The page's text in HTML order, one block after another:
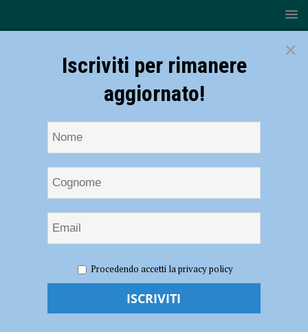
Bakery Piacenza-Lumezzane sospesa per condensa
Serie B – Bakery Piacenza-Lumezzane
×
Iscriviti per rimanere
aggiornato!
Procedendo accetti la privacy policy